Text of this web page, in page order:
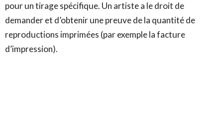
pour un tirage spécifique. Un artiste a le droit de
demander et d’obtenir une preuve de la quantité de
reproductions imprimées (par exemple la facture
d’impression).